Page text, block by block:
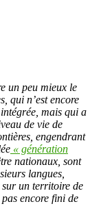
un peu mieux le
qui n’est encore
mais qui a
de vie de
engendrant
« génération
nationaux, sont
langues,
un territoire de
encore fini de